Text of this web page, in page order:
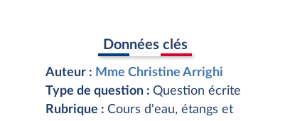
Données clés
Auteur : Mme Christine Arrighi
Type de question : Question écrite
Rubrique : Cours d'eau, étangs et